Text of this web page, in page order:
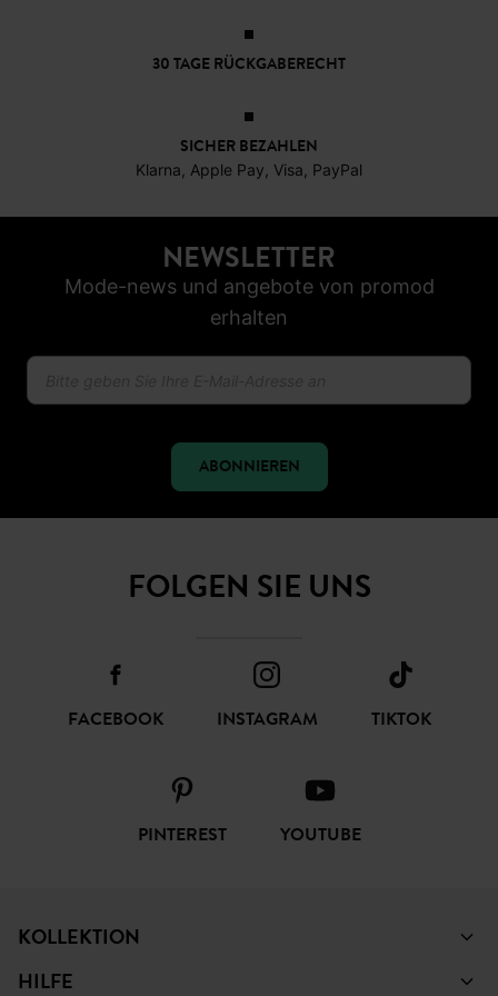
30 TAGE RÜCKGABERECHT
SICHER BEZAHLEN
Klarna, Apple Pay, Visa, PayPal
NEWSLETTER
Mode-news und angebote von promod
erhalten
ABONNIEREN
FOLGEN SIE UNS
FACEBOOK INSTAGRAM TIKTOK
PINTEREST YOUTUBE
KOLLEKTION
HILFE